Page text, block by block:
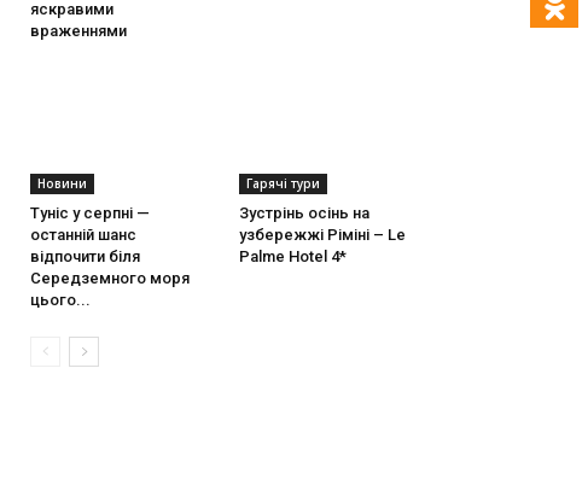
яскравими
враженнями
Новини
Туніс у серпні —
останній шанс
відпочити біля
Середземного моря
цього...
Гарячі тури
Зустрінь осінь на
узбережжі Ріміні – Le
Palme Hotel 4*